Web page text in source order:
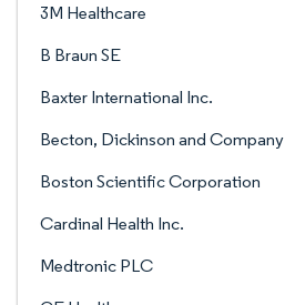
3M Healthcare
B Braun SE
Baxter International Inc.
Becton, Dickinson and Company
Boston Scientific Corporation
Cardinal Health Inc.
Medtronic PLC